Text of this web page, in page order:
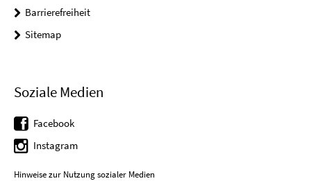
Barrierefreiheit
Sitemap
Soziale Medien
Facebook
Instagram
Hinweise zur Nutzung sozialer Medien